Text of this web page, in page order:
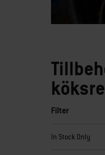
Filter
När du väljer
In Stock Only